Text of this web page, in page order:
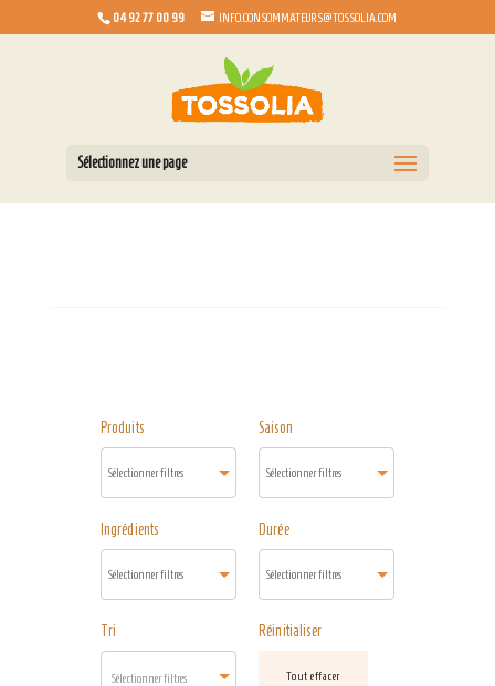
04 92 77 00 99 INFO.CONSOMMATEURS@TOSSOLIA.COM
Sélectionnez une page
Produits Saison
Ingrédients Durée
Tri
Sélectionner filtres
Réinitialiser
Tout effacer